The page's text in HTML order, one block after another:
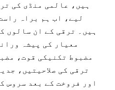
ہیں، عالمی منڈی کی
لیے، اب ہم براہ
ہیں۔ ترقی کے ان سالوں
معیار کی پیشہ
مضبوط تکنیکی قوت،
ترقی کی صلاحیتیں،